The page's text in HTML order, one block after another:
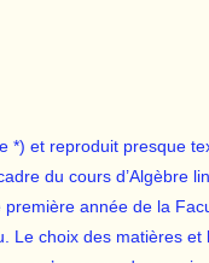
*) et reproduit presque
du cours d’Algèbre
année de la
Le choix des matières